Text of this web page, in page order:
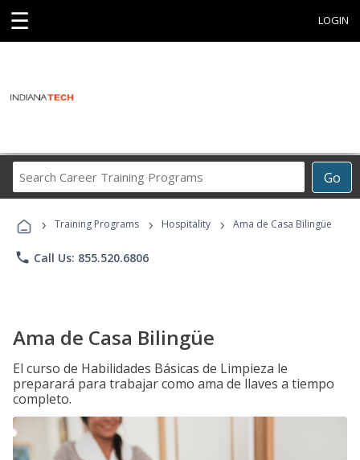
☰ LOGIN
Go
Career
Programs
› Training Programs › Hospitality › Ama de Casa Bilingüe
phone Call Us: 855.520.6806
Ama de Casa Bilingüe
El curso de Habilidades Básicas de Limpieza le
preparará para trabajar como ama de llaves a tiempo
completo.